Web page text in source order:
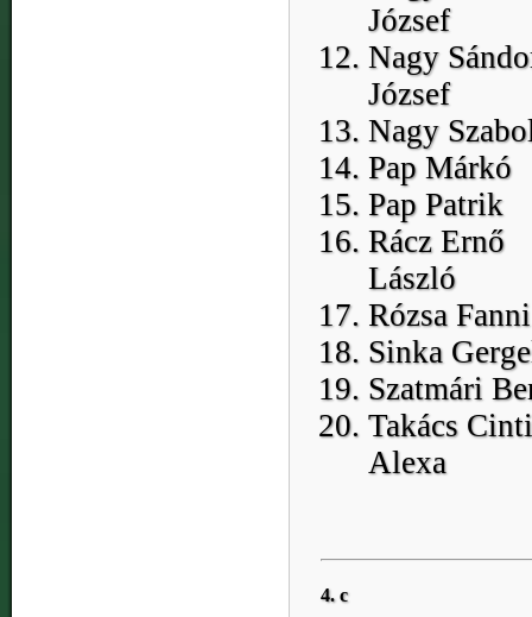
József
Nagy
József
Nagy
Pap Márkó
Pap Patrik
Rácz Ernő
László
Rózsa Fanni
Sinka
Szatmári
Takács
Alexa
4. c